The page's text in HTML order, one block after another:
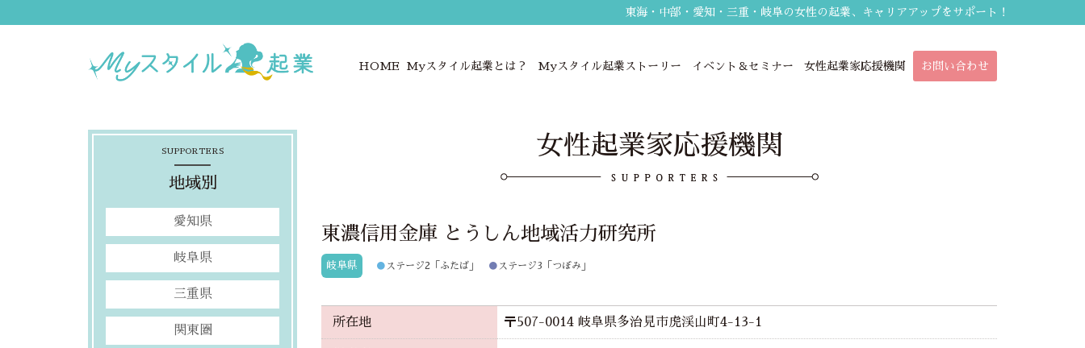
東海・中部・愛知・三重・岐阜の女性の起業、キャリアアップをサポート！
HOME Myスタイル起業とは？ Myスタイル起業ストーリー イベント＆セミナー 女性起業家応援機関 お問い合わせ
女性起業家応援機関
東濃信用金庫 とうしん地域活力研究所
岐阜県 ● ステージ2「ふたば」 ● ステージ3「つぼみ」
所在地 〒507-0014 岐阜県多治見市虎渓山町4-13-1
SUPPORTERS
地域別
愛知県
岐阜県
三重県
関東圏